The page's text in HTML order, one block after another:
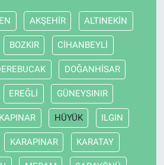
AKŞEHİR ALTINEKİN
BOZKIR CİHANBEYLİ
DOĞANHİSAR
EREĞLİ GÜNEYSINIR
HÜYÜK ILGIN
KARAPINAR KARATAY